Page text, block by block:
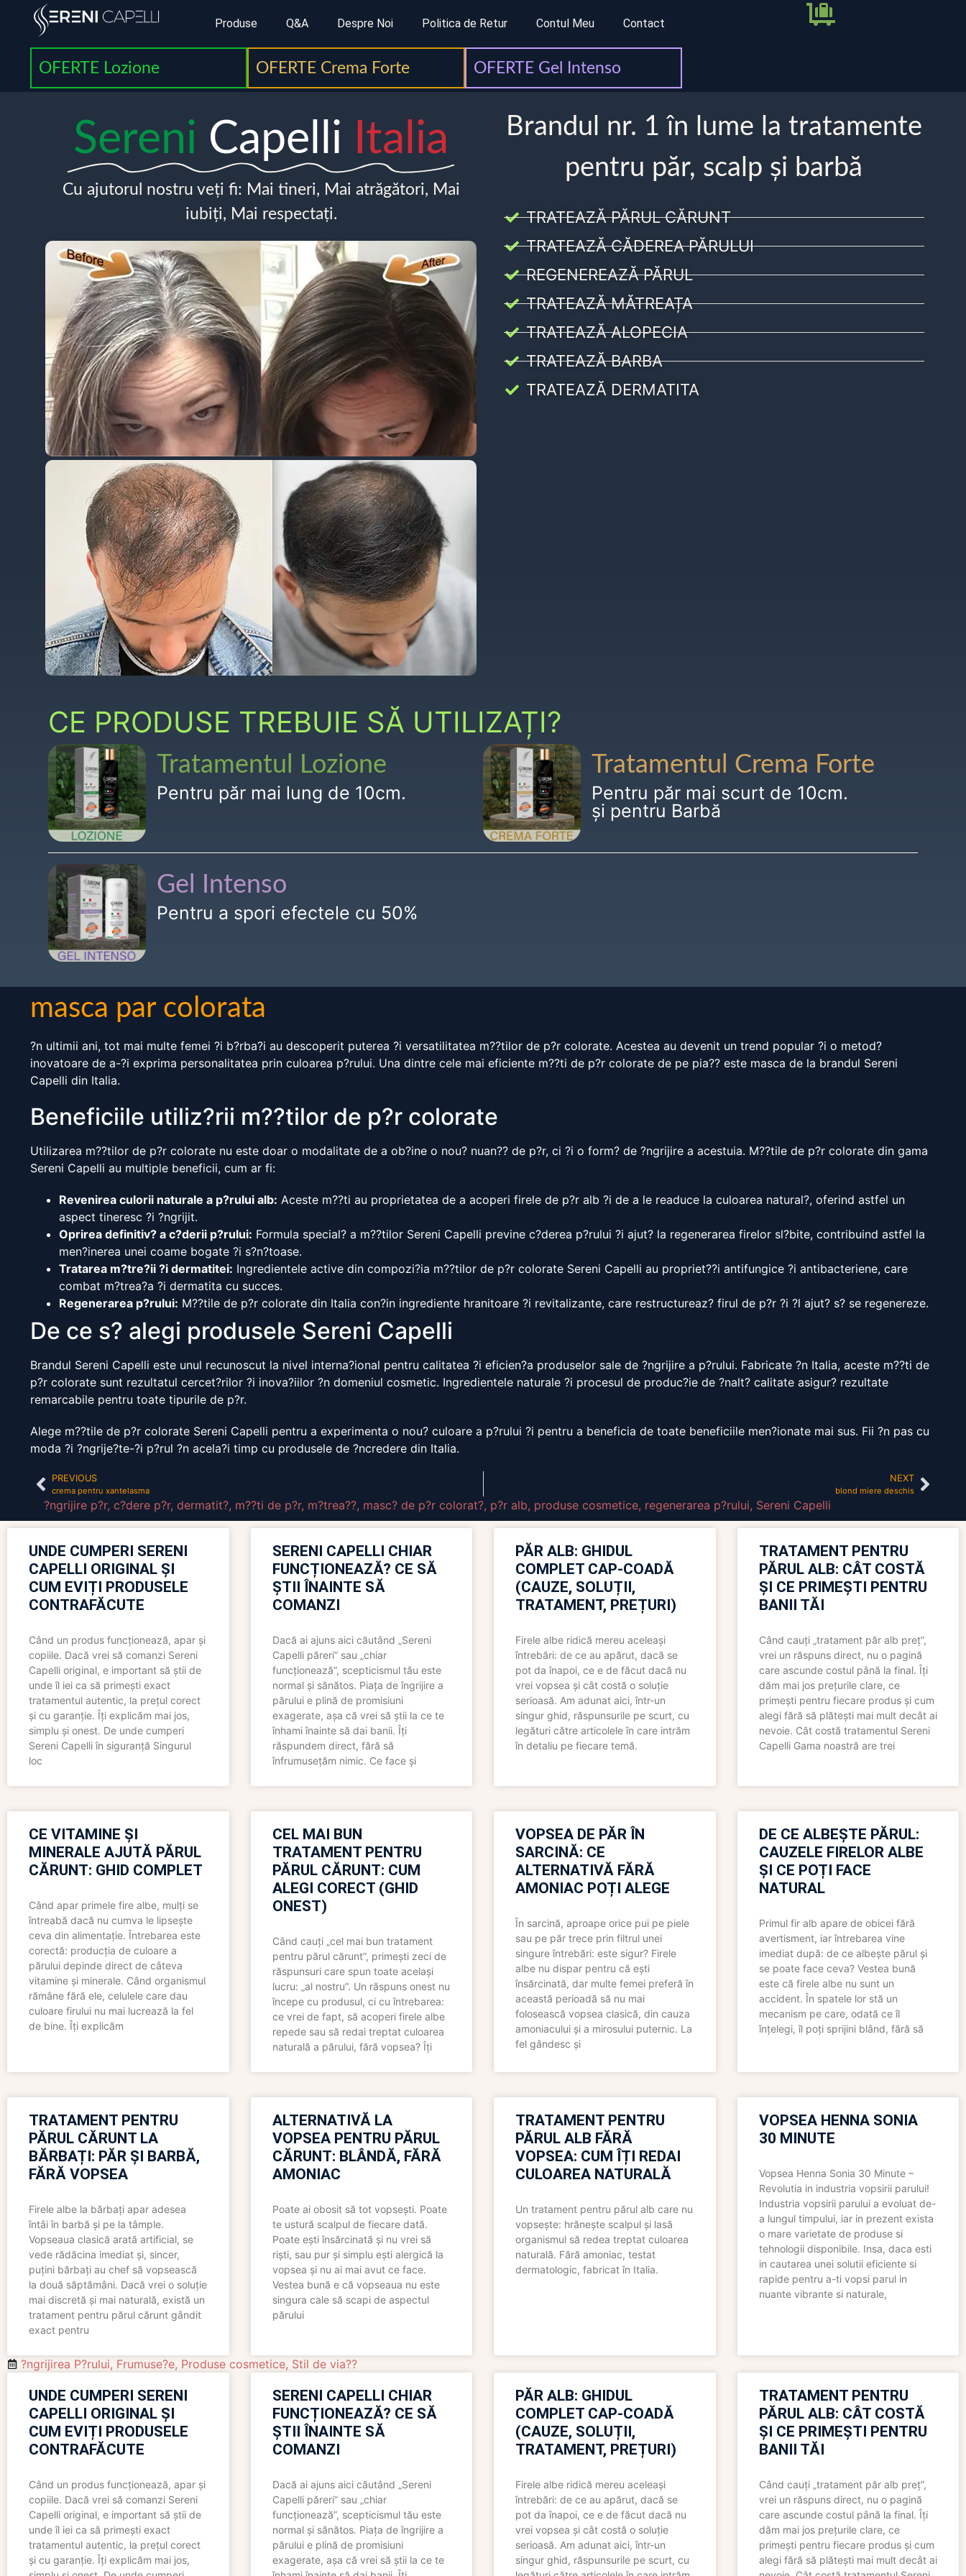
Produse Q&A Despre Noi Politica de Retur Contul Meu Contact
OFERTE Lozione OFERTE Crema Forte OFERTE Gel Intenso
Sereni Capelli Italia
Cu ajutorul nostru veți fi: Mai tineri, Mai atrăgători, Mai
iubiți, Mai respectați.
Brandul nr. 1 în lume la tratamente
pentru păr, scalp și barbă
TRATEAZĂ PĂRUL CĂRUNT
TRATEAZĂ CĂDEREA PĂRULUI
REGENEREAZĂ PĂRUL
TRATEAZĂ MĂTREAȚA
TRATEAZĂ ALOPECIA
TRATEAZĂ BARBA
TRATEAZĂ DERMATITA
CE PRODUSE TREBUIE SĂ UTILIZAȚI?
Tratamentul Lozione
Pentru păr mai lung de 10cm.
Tratamentul Crema Forte
Pentru păr mai scurt de 10cm.
și pentru Barbă
Gel Intenso
Pentru a spori efectele cu 50%
masca par colorata
?n ultimii ani, tot mai multe femei ?i b?rba?i au descoperit puterea ?i versatilitatea m??tilor de p?r colorate. Acestea au devenit un trend popular ?i o metod?
inovatoare de a-?i exprima personalitatea prin culoarea p?rului. Una dintre cele mai eficiente m??ti de p?r colorate de pe pia?? este masca de la brandul Sereni
Capelli din Italia.
Beneficiile utiliz?rii m??tilor de p?r colorate
Utilizarea m??tilor de p?r colorate nu este doar o modalitate de a ob?ine o nou? nuan?? de p?r, ci ?i o form? de ?ngrijire a acestuia. M??tile de p?r colorate din gama
Sereni Capelli au multiple beneficii, cum ar fi:
Revenirea culorii naturale a p?rului alb: Aceste m??ti au proprietatea de a acoperi firele de p?r alb ?i de a le readuce la culoarea natural?, oferind astfel un
aspect tineresc ?i ?ngrijit.
Oprirea definitiv? a c?derii p?rului: Formula special? a m??tilor Sereni Capelli previne c?derea p?rului ?i ajut? la regenerarea firelor sl?bite, contribuind astfel la
men?inerea unei coame bogate ?i s?n?toase.
Tratarea m?tre?ii ?i dermatitei: Ingredientele active din compozi?ia m??tilor de p?r colorate Sereni Capelli au propriet??i antifungice ?i antibacteriene, care
combat m?trea?a ?i dermatita cu succes.
Regenerarea p?rului: M??tile de p?r colorate din Italia con?in ingrediente hranitoare ?i revitalizante, care restructureaz? firul de p?r ?i ?l ajut? s? se regenereze.
De ce s? alegi produsele Sereni Capelli
Brandul Sereni Capelli este unul recunoscut la nivel interna?ional pentru calitatea ?i eficien?a produselor sale de ?ngrijire a p?rului. Fabricate ?n Italia, aceste m??ti de
p?r colorate sunt rezultatul cercet?rilor ?i inova?iilor ?n domeniul cosmetic. Ingredientele naturale ?i procesul de produc?ie de ?nalt? calitate asigur? rezultate
remarcabile pentru toate tipurile de p?r.
Alege m??tile de p?r colorate Sereni Capelli pentru a experimenta o nou? culoare a p?rului ?i pentru a beneficia de toate beneficiile men?ionate mai sus. Fii ?n pas cu
moda ?i ?ngrije?te-?i p?rul ?n acela?i timp cu produsele de ?ncredere din Italia.
PREVIOUS
crema pentru xantelasma
NEXT
blond miere deschis
?ngrijire p?r, c?dere p?r, dermatit?, m??ti de p?r, m?trea??, masc? de p?r colorat?, p?r alb, produse cosmetice, regenerarea p?rului, Sereni Capelli
UNDE CUMPERI SERENI
CAPELLI ORIGINAL ȘI
CUM EVIȚI PRODUSELE
CONTRAFĂCUTE
Când un produs funcționează, apar și
copiile. Dacă vrei să comanzi Sereni
Capelli original, e important să știi de
unde îl iei ca să primești exact
tratamentul autentic, la prețul corect
și cu garanție. Îți explicăm mai jos,
simplu și onest. De unde cumperi
Sereni Capelli în siguranță Singurul
loc
SERENI CAPELLI CHIAR
FUNCȚIONEAZĂ? CE SĂ
ȘTII ÎNAINTE SĂ
COMANZI
Dacă ai ajuns aici căutând „Sereni
Capelli păreri” sau „chiar
funcționează”, scepticismul tău este
normal și sănătos. Piața de îngrijire a
părului e plină de promisiuni
exagerate, așa că vrei să știi la ce te
înhami înainte să dai banii. Îți
răspundem direct, fără să
înfrumusețăm nimic. Ce face și
PĂR ALB: GHIDUL
COMPLET CAP-COADĂ
(CAUZE, SOLUȚII,
TRATAMENT, PREȚURI)
Firele albe ridică mereu aceleași
întrebări: de ce au apărut, dacă se
pot da înapoi, ce e de făcut dacă nu
vrei vopsea și cât costă o soluție
serioasă. Am adunat aici, într-un
singur ghid, răspunsurile pe scurt, cu
legături către articolele în care intrăm
în detaliu pe fiecare temă.
TRATAMENT PENTRU
PĂRUL ALB: CÂT COSTĂ
ȘI CE PRIMEȘTI PENTRU
BANII TĂI
Când cauți „tratament păr alb preț”,
vrei un răspuns direct, nu o pagină
care ascunde costul până la final. Îți
dăm mai jos prețurile clare, ce
primești pentru fiecare produs și cum
alegi fără să plătești mai mult decât ai
nevoie. Cât costă tratamentul Sereni
Capelli Gama noastră are trei
CE VITAMINE ȘI
MINERALE AJUTĂ PĂRUL
CĂRUNT: GHID COMPLET
Când apar primele fire albe, mulți se
întreabă dacă nu cumva le lipsește
ceva din alimentație. Întrebarea este
corectă: producția de culoare a
părului depinde direct de câteva
vitamine și minerale. Când organismul
rămâne fără ele, celulele care dau
culoare firului nu mai lucrează la fel
de bine. Îți explicăm
CEL MAI BUN
TRATAMENT PENTRU
PĂRUL CĂRUNT: CUM
ALEGI CORECT (GHID
ONEST)
Când cauți „cel mai bun tratament
pentru părul cărunt”, primești zeci de
răspunsuri care spun toate același
lucru: „al nostru”. Un răspuns onest nu
începe cu produsul, ci cu întrebarea:
ce vrei de fapt, să acoperi firele albe
repede sau să redai treptat culoarea
naturală a părului, fără vopsea? Îți
VOPSEA DE PĂR ÎN
SARCINĂ: CE
ALTERNATIVĂ FĂRĂ
AMONIAC POȚI ALEGE
În sarcină, aproape orice pui pe piele
sau pe păr trece prin filtrul unei
singure întrebări: este sigur? Firele
albe nu dispar pentru că ești
însărcinată, dar multe femei preferă în
această perioadă să nu mai
folosească vopsea clasică, din cauza
amoniacului și a mirosului puternic. La
fel gândesc și
DE CE ALBEȘTE PĂRUL:
CAUZELE FIRELOR ALBE
ȘI CE POȚI FACE
NATURAL
Primul fir alb apare de obicei fără
avertisment, iar întrebarea vine
imediat după: de ce albește părul și
se poate face ceva? Vestea bună
este că firele albe nu sunt un
accident. În spatele lor stă un
mecanism pe care, odată ce îl
înțelegi, îl poți sprijini blând, fără să
TRATAMENT PENTRU
PĂRUL CĂRUNT LA
BĂRBAȚI: PĂR ȘI BARBĂ,
FĂRĂ VOPSEA
Firele albe la bărbați apar adesea
întâi în barbă și pe la tâmple.
Vopseaua clasică arată artificial, se
vede rădăcina imediat și, sincer,
puțini bărbați au chef să vopsească
la două săptămâni. Dacă vrei o soluție
mai discretă și mai naturală, există un
tratament pentru părul cărunt gândit
exact pentru
ALTERNATIVĂ LA
VOPSEA PENTRU PĂRUL
CĂRUNT: BLÂNDĂ, FĂRĂ
AMONIAC
Poate ai obosit să tot vopsești. Poate
te ustură scalpul de fiecare dată.
Poate ești însărcinată și nu vrei să
riști, sau pur și simplu ești alergică la
vopsea și nu ai mai avut ce face.
Vestea bună e că vopseaua nu este
singura cale să scapi de aspectul
părului
TRATAMENT PENTRU
PĂRUL ALB FĂRĂ
VOPSEA: CUM ÎȚI REDAI
CULOAREA NATURALĂ
Un tratament pentru părul alb care nu
vopsește: hrănește scalpul și lasă
organismul să redea treptat culoarea
naturală. Fără amoniac, testat
dermatologic, fabricat în Italia.
VOPSEA HENNA SONIA
30 MINUTE
Vopsea Henna Sonia 30 Minute –
Revolutia in industria vopsirii parului!
Industria vopsirii parului a evoluat de-
a lungul timpului, iar in prezent exista
o mare varietate de produse si
tehnologii disponibile. Insa, daca esti
in cautarea unei solutii eficiente si
rapide pentru a-ti vopsi parul in
nuante vibrante si naturale,
?ngrijirea P?rului, Frumuse?e, Produse cosmetice, Stil de via??
UNDE CUMPERI SERENI
CAPELLI ORIGINAL ȘI
CUM EVIȚI PRODUSELE
CONTRAFĂCUTE
Când un produs funcționează, apar și
copiile. Dacă vrei să comanzi Sereni
Capelli original, e important să știi de
unde îl iei ca să primești exact
tratamentul autentic, la prețul corect
și cu garanție. Îți explicăm mai jos,
SERENI CAPELLI CHIAR
FUNCȚIONEAZĂ? CE SĂ
ȘTII ÎNAINTE SĂ
COMANZI
Dacă ai ajuns aici căutând „Sereni
Capelli păreri” sau „chiar
funcționează”, scepticismul tău este
normal și sănătos. Piața de îngrijire a
părului e plină de promisiuni
exagerate, așa că vrei să știi la ce te
PĂR ALB: GHIDUL
COMPLET CAP-COADĂ
(CAUZE, SOLUȚII,
TRATAMENT, PREȚURI)
Firele albe ridică mereu aceleași
întrebări: de ce au apărut, dacă se
pot da înapoi, ce e de făcut dacă nu
vrei vopsea și cât costă o soluție
serioasă. Am adunat aici, într-un
singur ghid, răspunsurile pe scurt, cu
TRATAMENT PENTRU
PĂRUL ALB: CÂT COSTĂ
ȘI CE PRIMEȘTI PENTRU
BANII TĂI
Când cauți „tratament păr alb preț”,
vrei un răspuns direct, nu o pagină
care ascunde costul până la final. Îți
dăm mai jos prețurile clare, ce
primești pentru fiecare produs și cum
alegi fără să plătești mai mult decât ai